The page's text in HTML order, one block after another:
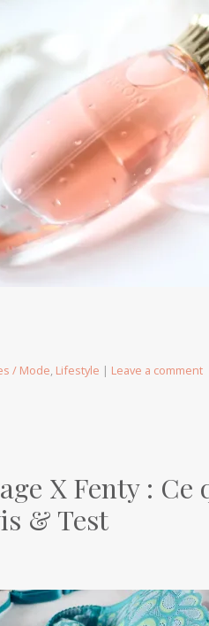
/ Mode Lifestyle | Leave a comment
X Fenty : Ce
& Test